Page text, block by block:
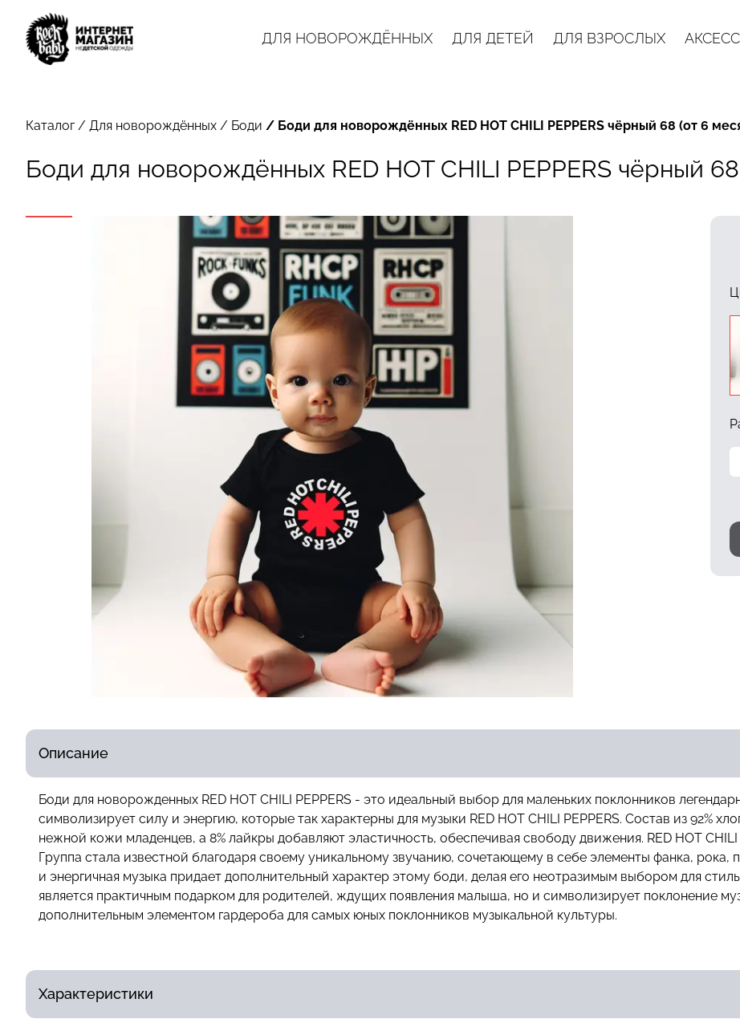
ДЛЯ НОВОРОЖДЁННЫХ ДЛЯ ДЕТЕЙ ДЛЯ ВЗРОСЛЫХ
Каталог/ Для новорождённых / Боди / Боди для новорождённых RED HOT CHILI PEPPERS чёрный 68 (от 6
Боди для новорождённых RED HOT CHILI PEPPERS чёрный
Описание
Боди для новорожденных RED HOT CHILI PEPPERS - это идеальный выбор для маленьких поклонников
символизирует силу и энергию, которые так характерны для музыки RED HOT CHILI PEPPERS. Состав из 92%
нежной кожи младенцев, а 8% лайкры добавляют эластичность, обеспечивая свободу движения. RED HOT CHILI
Группа стала известной благодаря своему уникальному звучанию, сочетающему в себе элементы фанка, рока,
и энергичная музыка придает дополнительный характер этому боди, делая его неотразимым выбором для
является практичным подарком для родителей, ждущих появления малыша, но и символизирует поклонение
дополнительным элементом гардероба для самых юных поклонников музыкальной культуры.
Характеристики